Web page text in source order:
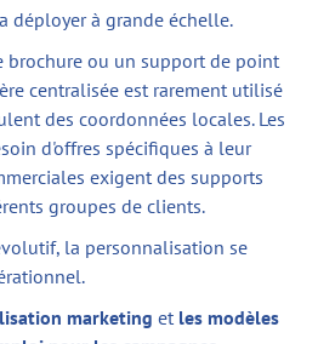
déployer à grande échelle.
brochure ou un support de point
centralisée est rarement utilisé
des coordonnées locales. Les
d'offres spécifiques à leur
exigent des supports
groupes de clients.
la personnalisation se
marketing et les modèles